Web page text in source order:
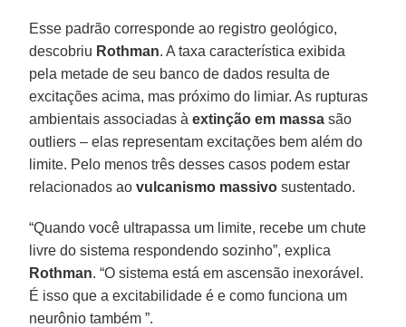
Esse padrão corresponde ao registro geológico,
descobriu Rothman. A taxa característica exibida
pela metade de seu banco de dados resulta de
excitações acima, mas próximo do limiar. As rupturas
ambientais associadas àextinção em massa são
outliers – elas representam excitações bem além do
limite. Pelo menos três desses casos podem estar
relacionados aovulcanismo massivo sustentado.
“Quando você ultrapassa um limite, recebe um chute
livre do sistema respondendo sozinho”, explica
Rothman. “O sistema está em ascensão inexorável.
É isso que a excitabilidade é e como funciona um
neurônio também ”.